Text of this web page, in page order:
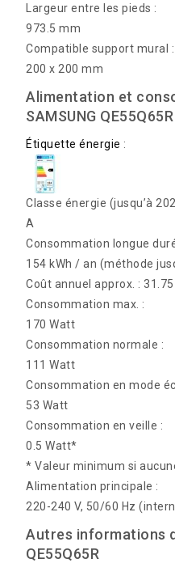
Largeur entre les pieds :
973.5 mm
Compatible support mural :
200 x 200 mm
Alimentation et
SAMSUNG QE55Q65R
Étiquette énergie :
Classe énergie (jusqu’à
A
Consommation longue
154 kWh / an (méthode
Coût annuel approx. : 31.75
Consommation max. :
170 Watt
Consommation normale :
111 Watt
Consommation en mode
53 Watt
Consommation en veille :
0.5 Watt*
* Valeur minimum si
Alimentation principale :
220-240 V, 50/60 Hz
Autres informations
QE55Q65R